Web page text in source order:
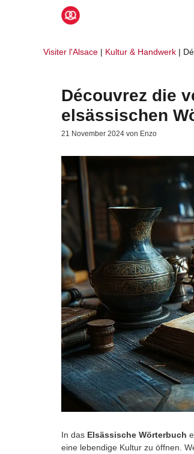
Visiter l'Alsace | Kultur & Handwerk |
Découvrez die
elsässischen
21 November 2024 von Enzo
In das Elsässische Wörterbuch
eine lebendige Kultur zu öffnen.